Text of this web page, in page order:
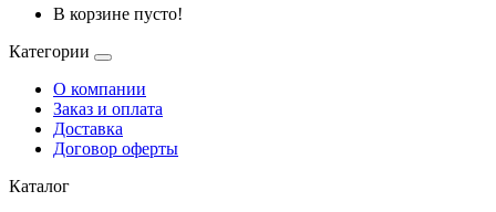
В корзине пусто!
Категории
О компании
Заказ и оплата
Доставка
Договор оферты
Каталог